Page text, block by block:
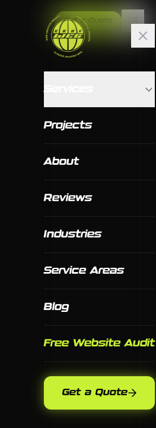
Get a Quote
Projects
About
Reviews
Industries
Service Areas
Blog
Free Website Audit
Get a Quote